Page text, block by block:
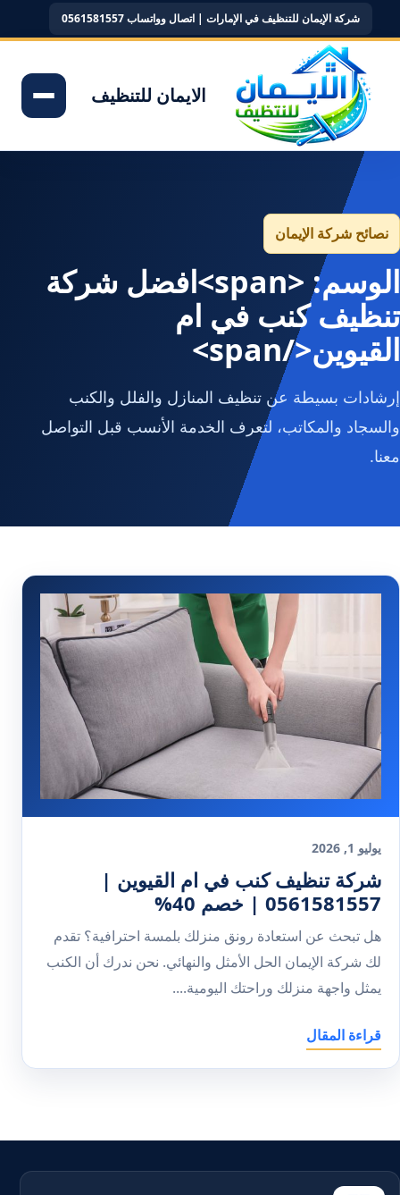
شركة الإيمان للتنظيف في الإمارات | اتصال وواتساب 0561581557
الايمان للتنظيف
نصائح شركة الإيمان
الوسم: <span>افضل شركة
تنظيف كنب في ام
القيوين</span>
إرشادات بسيطة عن تنظيف المنازل والفلل والكنب
والسجاد والمكاتب، لتعرف الخدمة الأنسب قبل التواصل
معنا.
يوليو 1, 2026
شركة تنظيف كنب في ام القيوين |
0561581557 | خصم 40%
هل تبحث عن استعادة رونق منزلك بلمسة احترافية؟ تقدم
لك شركة الإيمان الحل الأمثل والنهائي. نحن ندرك أن الكنب
يمثل واجهة منزلك وراحتك اليومية....
قراءة المقال